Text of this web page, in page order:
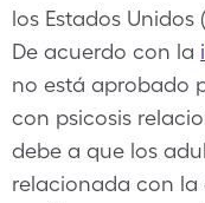
los Estados Unidos
De acuerdo con la
no está aprobado
con psicosis
debe a que los
relacionada con